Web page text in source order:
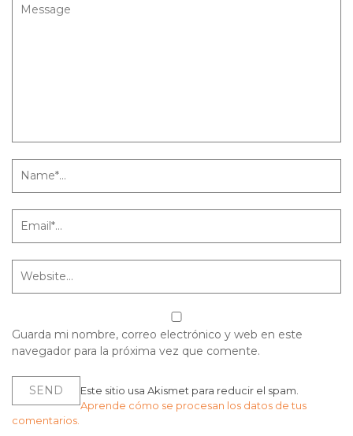
Guarda mi nombre, correo electrónico y web en este
navegador para la próxima vez que comente.
Este sitio usa Akismet para reducir el spam.
Aprende cómo se procesan los datos de tus
comentarios.